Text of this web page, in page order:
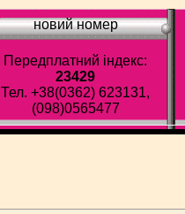
новий номер
Передплатний індекс:
23429
Тел. +38(0362) 623131,
(098)0565477